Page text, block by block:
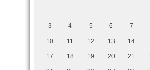
3 4 5 6 7
10 11 12 13 14
17 18 19 20 21